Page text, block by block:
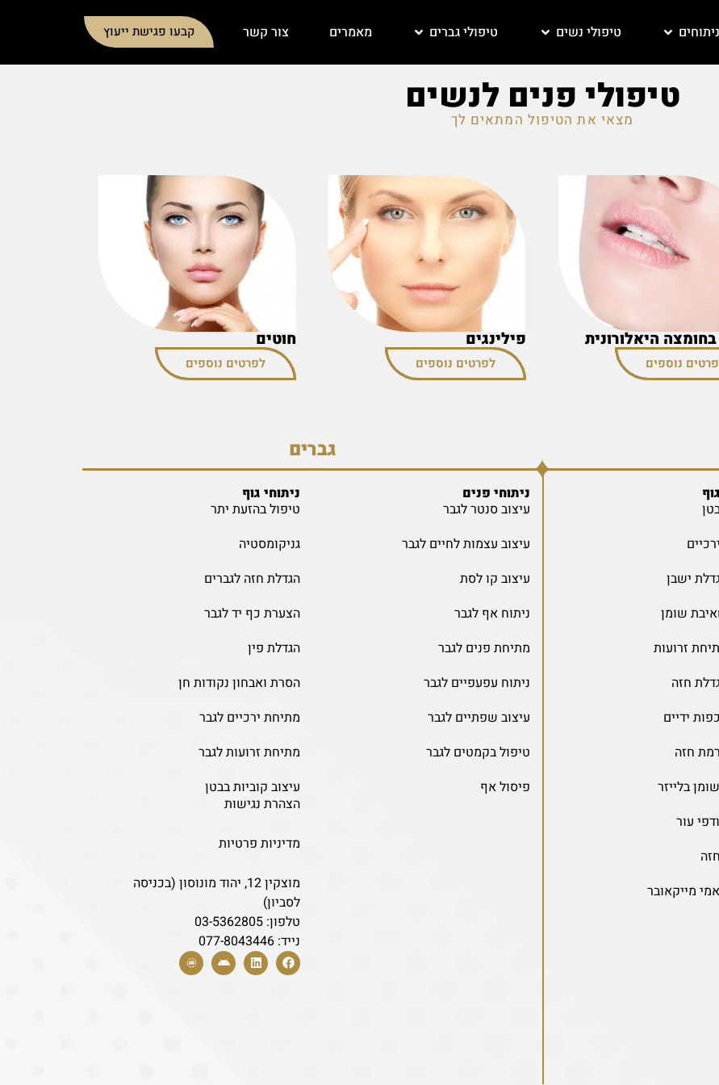
ניתוחים טיפולי נשים טיפולי גברים מאמרים צור קשר קבעו פגישת ייעוץ
טיפולי פנים לנשים
מצאי את הטיפול המתאים לך
בחומצה היאלורונית
נוספים
פילינגים
לפרטים נוספים
חוטים
לפרטים נוספים
גברים
ישבן
שומן
זרועות
חזה
ידיים
חזה
בלייזר
עור
מייקאובר
ניתוחי פנים
עיצוב סנטר לגבר
עיצוב עצמות לחיים לגבר
עיצוב קו לסת
ניתוח אף לגבר
מתיחת פנים לגבר
ניתוח עפעפיים לגבר
עיצוב שפתיים לגבר
טיפול בקמטים לגבר
פיסול אף
ניתוחי גוף
טיפול בהזעת יתר
גניקומסטיה
הגדלת חזה לגברים
הצערת כף יד לגבר
הגדלת פין
הסרת ואבחון נקודות חן
מתיחת ירכיים לגבר
מתיחת זרועות לגבר
עיצוב קוביות בבטן
הצהרת נגישות
מדיניות פרטיות
מוצקין 12, יהוד מונוסון (בכניסה
לסביון)
טלפון: 03-5362805
נייד: 077-8043446